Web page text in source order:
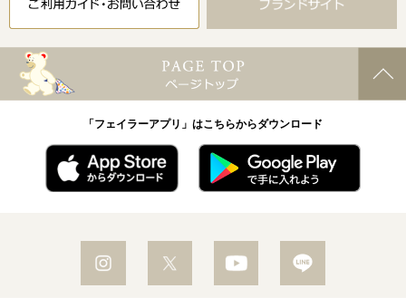
「フェイラーアプリ」はこちらからダウンロード